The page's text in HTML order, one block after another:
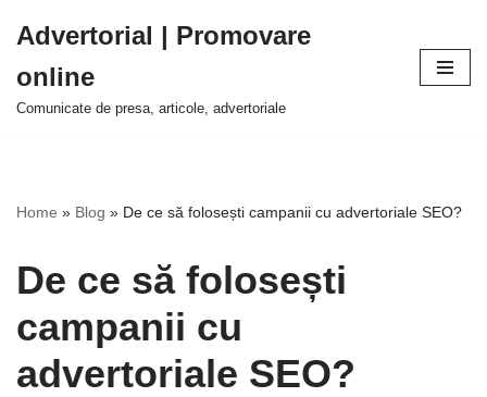
la
conținut
Advertorial | Promovare
online
Comunicate de presa, articole, advertoriale
Home » Blog » De ce să folosești campanii cu advertoriale SEO?
De ce să folosești
campanii cu
advertoriale SEO?